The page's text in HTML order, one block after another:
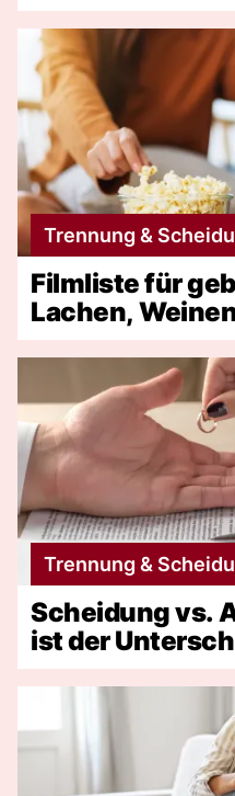
Trennung &
Filmliste für
Lachen,
Trennung &
Scheidung vs.
ist der